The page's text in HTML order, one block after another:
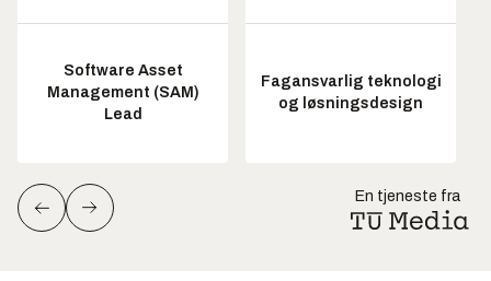
Software Asset
Management (SAM)
Lead
Fagansvarlig teknologi
og løsningsdesign
En tjeneste fra